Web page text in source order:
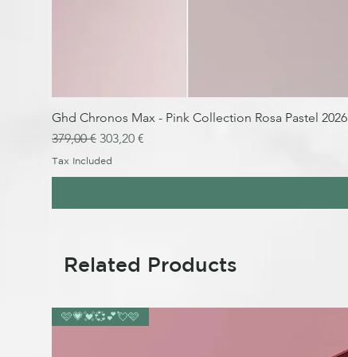
Ghd Chronos Max - Pink Collection Rosa Pastel 2026
Regular Price
379,00 € Sale Price
303,20 €
Tax Included
Related Products
🩷💗💓💞💕💘🩷